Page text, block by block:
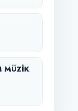
MÜZİK